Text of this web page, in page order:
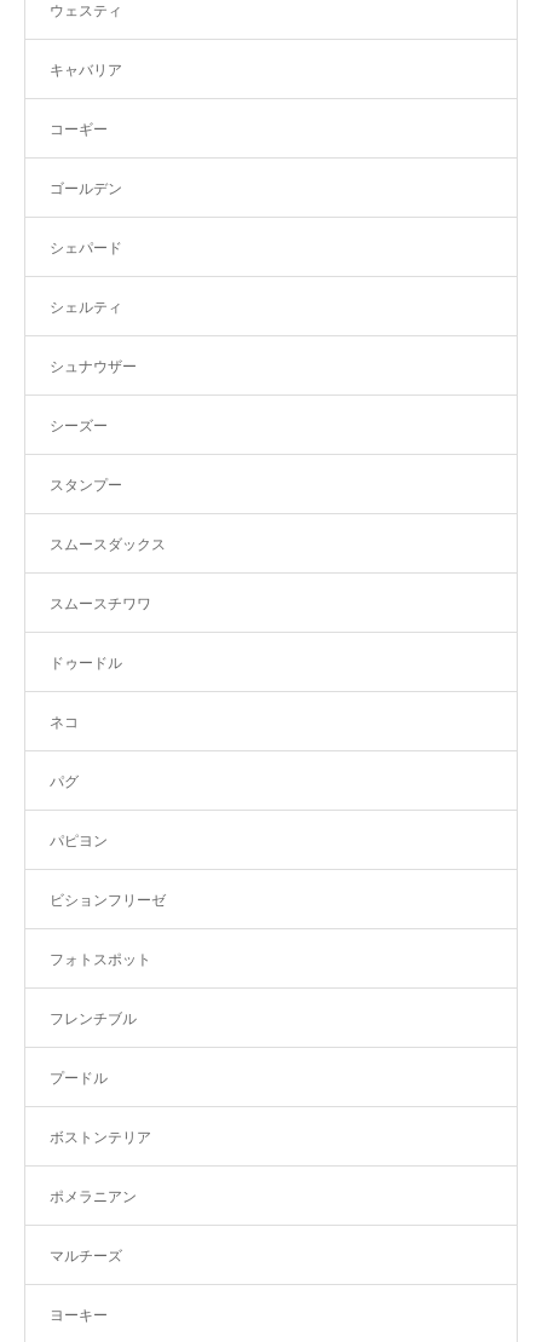
ウェスティ
キャバリア
コーギー
ゴールデン
シェパード
シェルティ
シュナウザー
シーズー
スタンプー
スムースダックス
スムースチワワ
ドゥードル
ネコ
パグ
パピヨン
ビションフリーゼ
フォトスポット
フレンチブル
プードル
ボストンテリア
ポメラニアン
マルチーズ
ヨーキー